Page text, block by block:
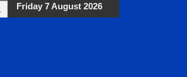
Friday 7 August 2026